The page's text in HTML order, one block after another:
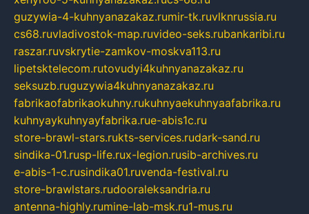
guzywia-4-kuhnyanazakaz.rumir-tk.ruvlknrussia.ru
cs68.ruvladivostok-map.ruvideo-seks.rubankaribi.ru
raszar.ruvskrytie-zamkov-moskva113.ru
lipetsktelecom.rutovudyi4kuhnyanazakaz.ru
seksuzb.ruguzywia4kuhnyanazakaz.ru
fabrikaofabrikaokuhny.rukuhnyaekuhnyaafabrika.ru
kuhnyaykuhnyayfabrika.rue-abis1c.ru
store-brawl-stars.rukts-services.rudark-sand.ru
sindika-01.rusp-life.rux-legion.rusib-archives.ru
e-abis-1-c.rusindika01.ruvenda-festival.ru
store-brawlstars.rudooraleksandria.ru
antenna-highly.rumine-lab-msk.ru1-mus.ru